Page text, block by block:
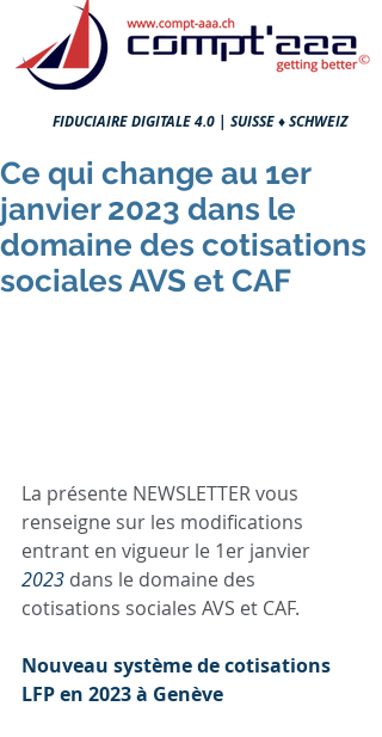
FIDUCIAIRE DIGITALE 4.0 | SUISSE ♦ SCHWEIZ
Ce qui change au 1er
janvier 2023 dans le
domaine des cotisations
sociales AVS et CAF
La présente NEWSLETTER vous
renseigne sur les modifications
entrant en vigueur le 1er janvier
2023 dans le domaine des
cotisations sociales AVS et CAF.
Nouveau système de cotisations
LFP en 2023 à Genève